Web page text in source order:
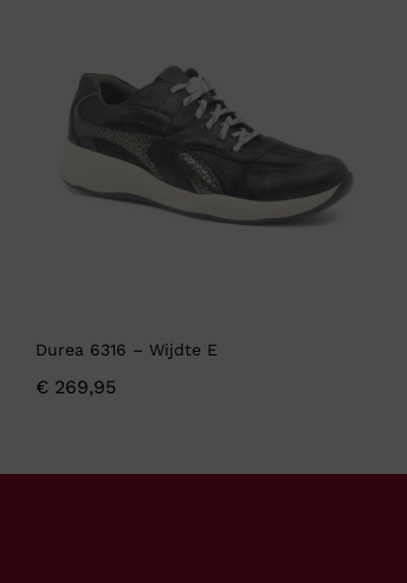
Durea 6316 – Wijdte E
€ 269,95